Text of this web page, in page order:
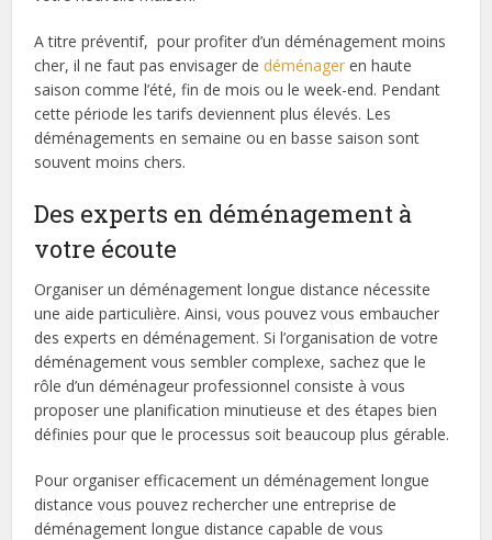
A titre préventif, pour profiter d’un déménagement moins
cher, il ne faut pas envisager dedéménageren haute
saison comme l’été, fin de mois ou le week-end. Pendant
cette période les tarifs deviennent plus élevés. Les
déménagements en semaine ou en basse saison sont
souvent moins chers.
Des experts en déménagement à
votre écoute
Organiser un déménagement longue distance nécessite
une aide particulière. Ainsi, vous pouvez vous embaucher
des experts en déménagement. Si l’organisation de votre
déménagement vous sembler complexe, sachez que le
rôle d’un déménageur professionnel consiste à vous
proposer une planification minutieuse et des étapes bien
définies pour que le processus soit beaucoup plus gérable.
Pour organiser efficacement un déménagement longue
distance vous pouvez rechercher une entreprise de
déménagement longue distance capable de vous